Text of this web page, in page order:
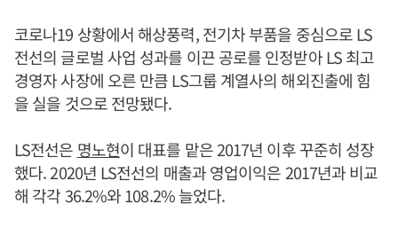
코로나19 상황에서 해상풍력, 전기차 부품을 중심으로 LS
전선의 글로벌 사업 성과를 이끈 공로를 인정받아 LS 최고
경영자 사장에 오른 만큼 LS그룹 계열사의 해외진출에 힘
을 실을 것으로 전망됐다.
LS전선은 명노현이 대표를 맡은 2017년 이후 꾸준히 성장
했다. 2020년 LS전선의 매출과 영업이익은 2017년과 비교
해 각각 36.2%와 108.2% 늘었다.